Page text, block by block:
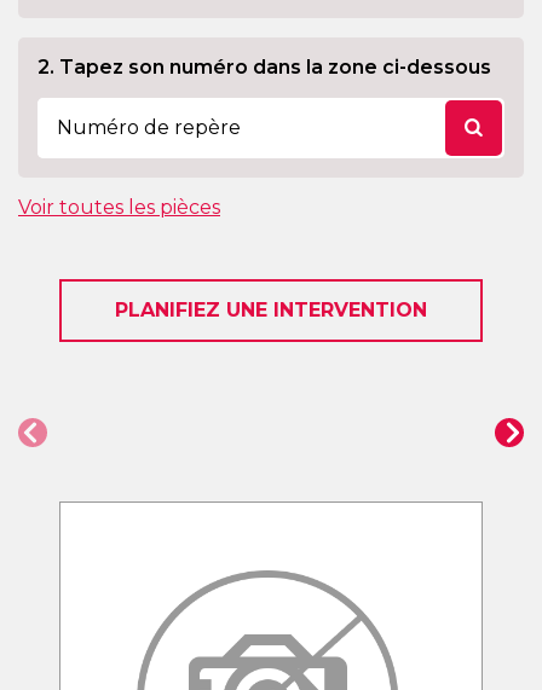
2. Tapez son numéro dans la zone ci-dessous
Voir toutes les pièces
PLANIFIEZ UNE INTERVENTION